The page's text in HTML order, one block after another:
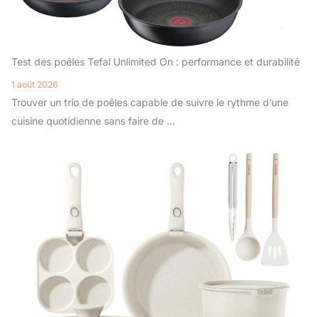
Test des poêles Tefal Unlimited On : performance et durabilité
1 août 2026
Trouver un trio de poêles capable de suivre le rythme d’une
cuisine quotidienne sans faire de ...